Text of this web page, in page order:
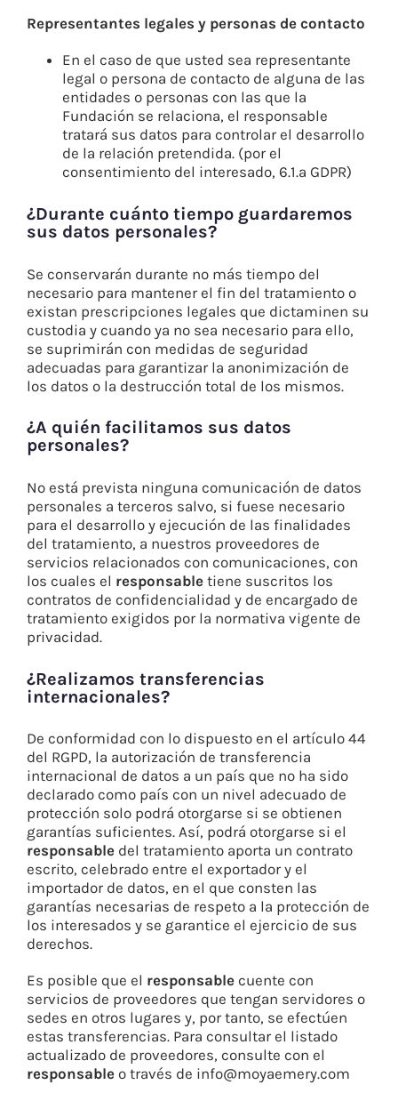
Representantes legales y personas de contacto
En el caso de que usted sea representante
legal o persona de contacto de alguna de las
entidades o personas con las que la
Fundación se relaciona, el responsable
tratará sus datos para controlar el desarrollo
de la relación pretendida. (por el
consentimiento del interesado, 6.1.a GDPR)
¿Durante cuánto tiempo guardaremos
sus datos personales?
Se conservarán durante no más tiempo del
necesario para mantener el fin del tratamiento o
existan prescripciones legales que dictaminen su
custodia y cuando ya no sea necesario para ello,
se suprimirán con medidas de seguridad
adecuadas para garantizar la anonimización de
los datos o la destrucción total de los mismos.
¿A quién facilitamos sus datos
personales?
No está prevista ninguna comunicación de datos
personales a terceros salvo, si fuese necesario
para el desarrollo y ejecución de las finalidades
del tratamiento, a nuestros proveedores de
servicios relacionados con comunicaciones, con
los cuales el responsabletiene suscritos los
contratos de confidencialidad y de encargado de
tratamiento exigidos por la normativa vigente de
privacidad.
¿Realizamos transferencias
internacionales?
De conformidad con lo dispuesto en el artículo 44
del RGPD, la autorización de transferencia
internacional de datos a un país que no ha sido
declarado como país con un nivel adecuado de
protección solo podrá otorgarse si se obtienen
garantías suficientes. Así, podrá otorgarse si el
responsabledel tratamiento aporta un contrato
escrito, celebrado entre el exportador y el
importador de datos, en el que consten las
garantías necesarias de respeto a la protección de
los interesados y se garantice el ejercicio de sus
derechos.
Es posible que el responsablecuente con
servicios de proveedores que tengan servidores o
sedes en otros lugares y, por tanto, se efectúen
estas transferencias. Para consultar el listado
actualizado de proveedores, consulte con el
responsableo través de info@moyaemery.com